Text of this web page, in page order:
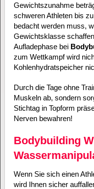
Gewichtszunahme
schweren Athleten bis
bedacht werden muss,
Gewichtsklasse
Aufladephase bei
zum Wettkampf wird
Kohlenhydratspeicher
Durch die Tage ohne
Muskeln ab, sondern
Stichtag in Topform
Nerven bewahren!
Bodybuilding
Wenn Sie sich einen
wird Ihnen sicher